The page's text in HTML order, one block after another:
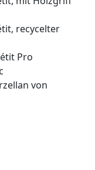
recycelter
Pro
von